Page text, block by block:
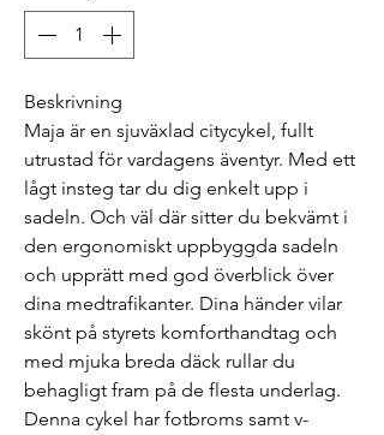
Beskrivning
Maja är en sjuväxlad citycykel, fullt
utrustad för vardagens äventyr. Med ett
lågt insteg tar du dig enkelt upp i
sadeln. Och väl där sitter du bekvämt i
den ergonomiskt uppbyggda sadeln
och upprätt med god överblick över
dina medtrafikanter. Dina händer vilar
skönt på styrets komforthandtag och
med mjuka breda däck rullar du
behagligt fram på de flesta underlag.
Denna cykel har fotbroms samt v-